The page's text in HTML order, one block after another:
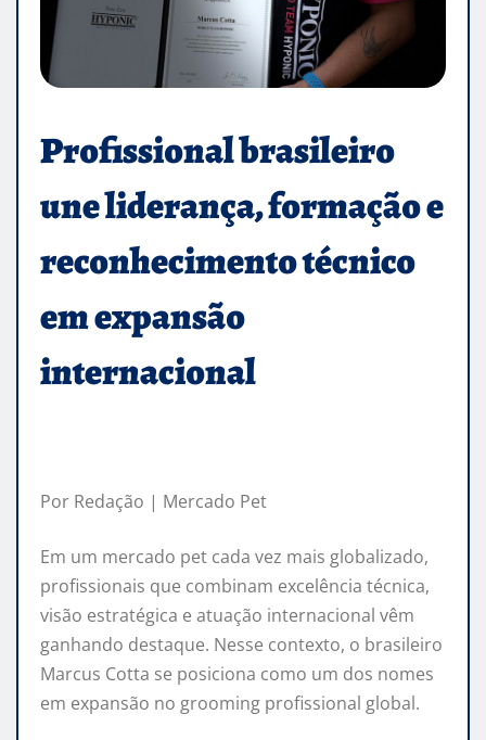
Profissional brasileiro
une liderança, formação e
reconhecimento técnico
em expansão
internacional
Por Redação | Mercado Pet
Em um mercado pet cada vez mais globalizado,
profissionais que combinam excelência técnica,
visão estratégica e atuação internacional vêm
ganhando destaque. Nesse contexto, o brasileiro
Marcus Cotta se posiciona como um dos nomes
em expansão no grooming profissional global.